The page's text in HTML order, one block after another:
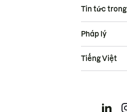
Tin tức trong
Pháp lý
Tiếng Việt